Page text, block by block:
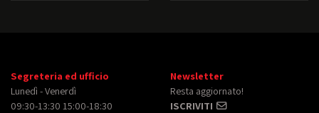
Segreteria ed ufficio
Lunedì - Venerdì
09:30-13:30 15:00-18:30
Newsletter
Resta aggiornato!
ISCRIVITI